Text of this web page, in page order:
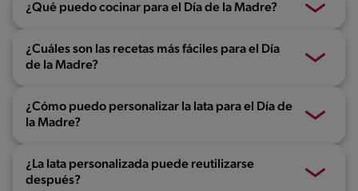
¿Qué puedo cocinar para el Día de la Madre?
¿Cuáles son las recetas más fáciles para el Día
de la Madre?
¿Cómo puedo personalizar la lata para el Día de
la Madre?
¿La lata personalizada puede reutilizarse
después?